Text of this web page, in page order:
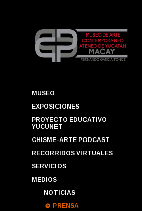
MUSEO
EXPOSICIONES
PROYECTO EDUCATIVO
YUCUNET
CHISME-ARTE PODCAST
RECORRIDOS VIRTUALES
SERVICIOS
MEDIOS
NOTICIAS
PRENSA